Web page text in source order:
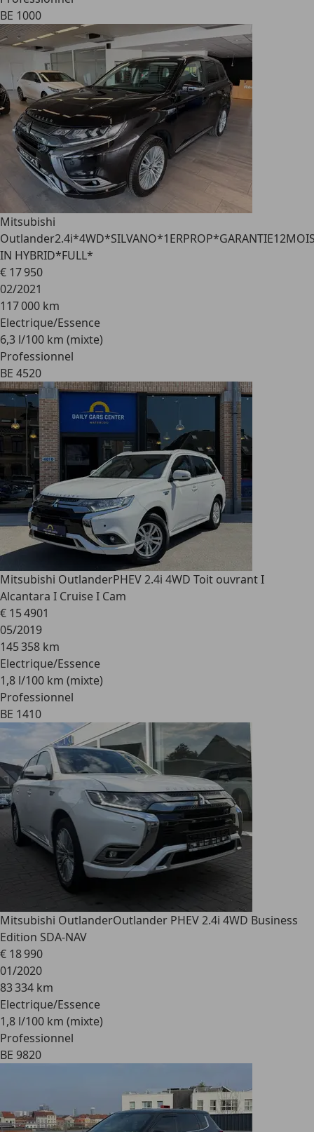
BE 1000
Mitsubishi
Outlander
IN HYBRID*FULL*
€ 17 950
02/2021
117 000 km
Electrique/Essence
6,3 l/100 km (mixte)
Professionnel
BE 4520
Mitsubishi OutlanderPHEV 2.4i 4WD Toit ouvrant I
Alcantara I Cruise I Cam
€ 15 4901
05/2019
145 358 km
Electrique/Essence
1,8 l/100 km (mixte)
Professionnel
BE 1410
Mitsubishi OutlanderOutlander PHEV 2.4i 4WD Business
Edition SDA-NAV
€ 18 990
01/2020
83 334 km
Electrique/Essence
1,8 l/100 km (mixte)
Professionnel
BE 9820